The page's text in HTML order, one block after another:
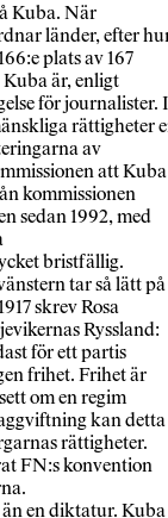
Kuba. När
länder, efter
plats av 167
är, enligt
för journalister. I
rättigheter
av
att Kuba
kommissionen
sedan 1992, med
bristfällig.
tar så lätt på
skrev Rosa
Ryssland:
för ett partis
frihet. Frihet är
om en regim
kan detta
rättigheter.
FN:s konvention
en diktatur. Kuba